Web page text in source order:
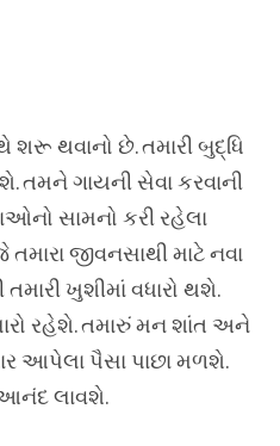
શરૂ થવાનો છે. તમારી બુદ્ધિ
તમને ગાયની સેવા કરવાની
સામનો કરી રહેલા
જીવનસાથી માટે નવા
ખુશીમાં વધારો થશે.
રહેશે. તમારું મન શાંત અને
આપેલા પૈસા પાછા મળશે.
આનંદ લાવશે.